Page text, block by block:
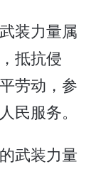
装力量属
抵抗侵
劳动，参
民服务。
武装力量